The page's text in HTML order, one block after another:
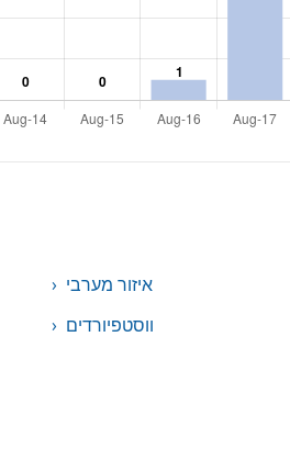
איזור מערבי
ווסטפיורדים